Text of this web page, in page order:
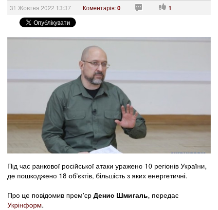
31 Жовтня 2022 13:37 Коментарів:0 1
Під час ранкової російської атаки уражено 10 регіонів України,
де пошкоджено 18 об'єктів, більшість з яких енергетичні.
Про це повідомив прем'єр Денис Шмигаль, передає
Укрінформ.